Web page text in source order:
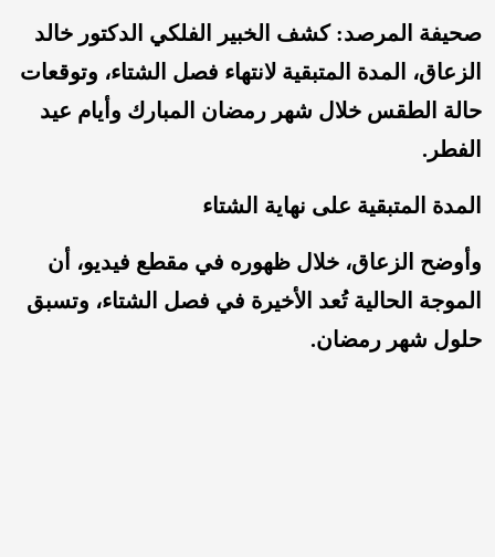
صحيفة المرصد: كشف الخبير الفلكي الدكتور خالد
الزعاق، المدة المتبقية لانتهاء فصل الشتاء، وتوقعات
حالة الطقس خلال شهر رمضان المبارك وأيام عيد
الفطر.
المدة المتبقية على نهاية الشتاء
وأوضح الزعاق، خلال ظهوره في مقطع فيديو، أن
الموجة الحالية تُعد الأخيرة في فصل الشتاء، وتسبق
حلول شهر رمضان.